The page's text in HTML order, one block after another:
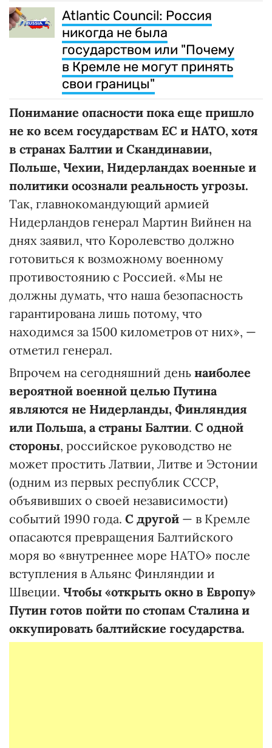
Atlantic Council: Россия
никогда не была
государством или "Почему
в Кремле не могут принять
свои границы"
Понимание опасности пока еще пришло
не ко всем государствам ЕС и НАТО, хотя
в странах Балтии и Скандинавии,
Польше, Чехии, Нидерландах военные и
политики осознали реальность угрозы.
Так, главнокомандующий армией
Нидерландов генерал Мартин Вийнен на
днях заявил, что Королевство должно
готовиться к возможному военному
противостоянию с Россией. «Мы не
должны думать, что наша безопасность
гарантирована лишь потому, что
находимся за 1500 километров от них», —
отметил генерал.
Впрочем на сегодняшний день наиболее
вероятной военной целью Путина
являются не Нидерланды, Финляндия
или Польша, а страны Балтии. С одной
стороны, российское руководство не
может простить Латвии, Литве и Эстонии
(одним из первых республик СССР,
объявивших о своей независимости)
событий 1990 года. С другой — в Кремле
опасаются превращения Балтийского
моря во «внутреннее море НАТО» после
вступления в Альянс Финляндии и
Швеции. Чтобы «открыть окно в Европу»
Путин готов пойти по стопам Сталина и
оккупировать балтийские государства.